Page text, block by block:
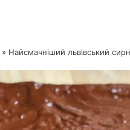
» Найсмачніший львівський